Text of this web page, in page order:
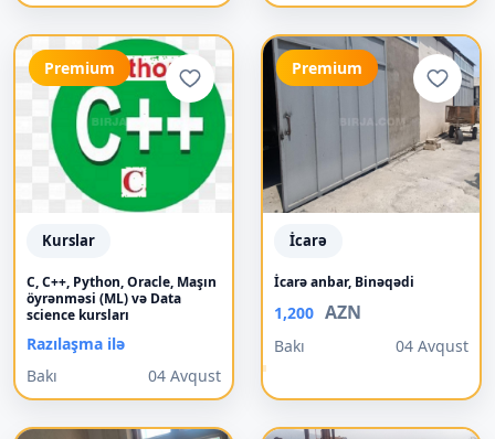
Premium
Kurslar
C, C++, Python, Oracle, Maşın
öyrənməsi (ML) və Data
science kursları
Razılaşma ilə
Bakı
04 Avqust
Premium
İcarə
İcarə anbar, Binəqədi
1,200 AZN
Bakı 04 Avqust